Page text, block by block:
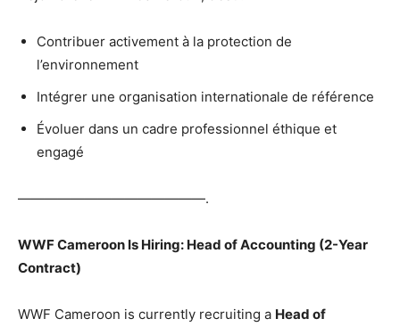
Contribuer activement à la protection de
l’environnement
Intégrer une organisation internationale de référence
Évoluer dans un cadre professionnel éthique et
engagé
——————————————.
WWF Cameroon Is Hiring: Head of Accounting (2-Year
Contract)
WWF Cameroon is currently recruiting a Head of